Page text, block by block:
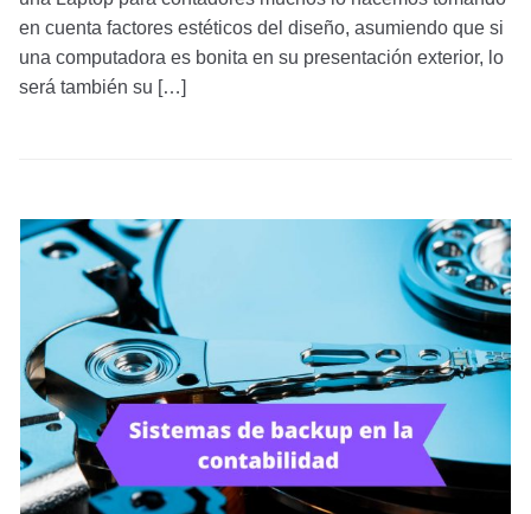
en cuenta factores estéticos del diseño, asumiendo que si
una computadora es bonita en su presentación exterior, lo
será también su […]